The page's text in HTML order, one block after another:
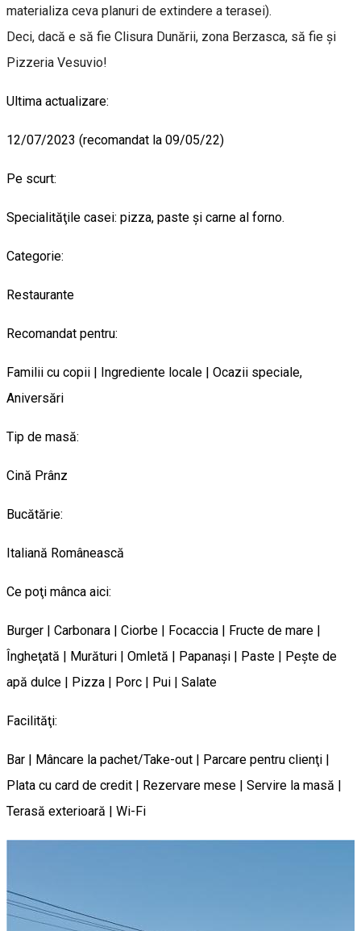
materializa ceva planuri de extindere a terasei).
Deci, dacă e să fie Clisura Dunării, zona Berzasca, să fie și
Pizzeria Vesuvio!
Ultima actualizare:
12/07/2023 (recomandat la 09/05/22)
Pe scurt:
Specialităţile casei: pizza, paste şi carne al forno.
Categorie:
Restaurante
Recomandat pentru:
Familii cu copii | Ingrediente locale | Ocazii speciale,
Aniversări
Tip de masă:
Cină Prânz
Bucătărie:
Italiană Românească
Ce poţi mânca aici:
Burger | Carbonara | Ciorbe | Focaccia | Fructe de mare |
Îngheţată | Murături | Omletă | Papanaşi | Paste | Peşte de
apă dulce | Pizza | Porc | Pui | Salate
Facilităţi:
Bar | Mâncare la pachet/Take-out | Parcare pentru clienţi |
Plata cu card de credit | Rezervare mese | Servire la masă |
Terasă exterioară | Wi-Fi